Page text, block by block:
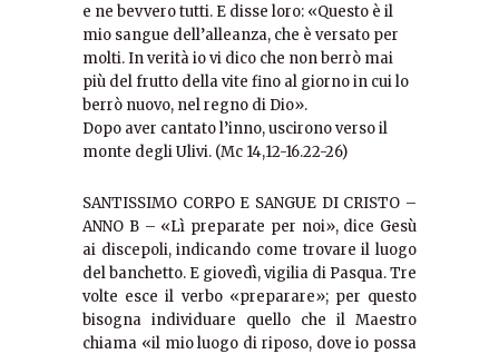
e ne bevvero tutti. E disse loro: «Questo è il
mio sangue dell’alleanza, che è versato per
molti. In verità io vi dico che non berrò mai
più del frutto della vite fino al giorno in cui lo
berrò nuovo, nel regno di Dio».
Dopo aver cantato l’inno, uscirono verso il
monte degli Ulivi. (Mc 14,12-16.22-26)
SANTISSIMO CORPO E SANGUE DI CRISTO –
ANNO B – «Lì preparate per noi», dice Gesù
ai discepoli, indicando come trovare il luogo
del banchetto. E giovedì, vigilia di Pasqua. Tre
volte esce il verbo «preparare»; per questo
bisogna individuare quello che il Maestro
chiama «il mio luogo di riposo, dove io possa